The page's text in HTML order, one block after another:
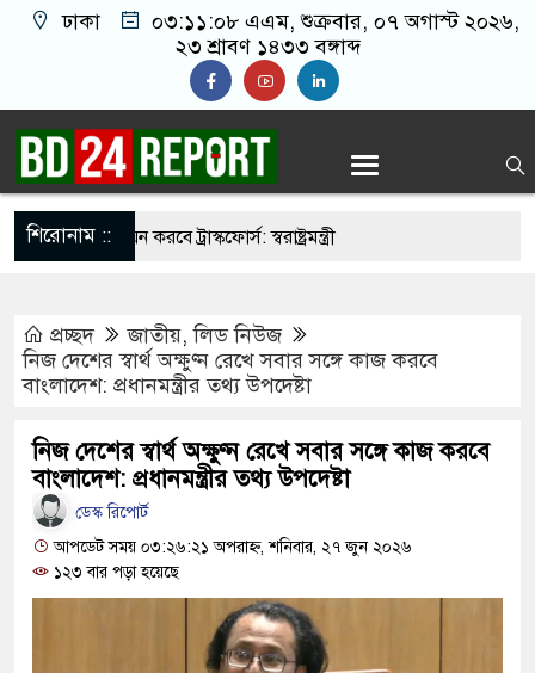
ঢাকা ০৩:১১:০৯ এএম, শুক্রবার, ০৭ অগাস্ট ২০২৬,
২৩ শ্রাবণ ১৪৩৩ বঙ্গাব্দ
শিরোনাম ::
প্রণয়ন করবে ট্রাস্কফোর্স: স্বরাষ্ট্রমন্ত্রী
জাতির দায়িত্ব নিতে হবে ওলামায়ে
খুলে ফেলা হচ্ছে মাইক, শুভেন্দু বলছেন-
প্রচ্ছদ জাতীয়,লিড নিউজ
নিজ দেশের স্বার্থ অক্ষুণ্ন রেখে সবার সঙ্গে কাজ করবে
বাংলাদেশ: প্রধানমন্ত্রীর তথ্য উপদেষ্টা
নিজ দেশের স্বার্থ অক্ষুণ্ন রেখে সবার সঙ্গে কাজ করবে
বাংলাদেশ: প্রধানমন্ত্রীর তথ্য উপদেষ্টা
ডেস্ক রিপোর্ট
আপডেট সময় ০৩:২৬:২১ অপরাহ্ন, শনিবার, ২৭ জুন ২০২৬
১২৩ বার পড়া হয়েছে